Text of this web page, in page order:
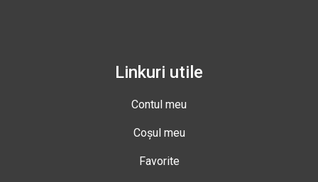
Linkuri utile
Contul meu
Coșul meu
Favorite